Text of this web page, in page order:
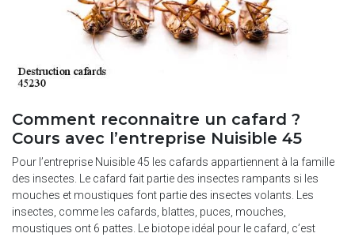
Comment reconnaitre un cafard ?
Cours avec l’entreprise Nuisible 45
Pour l’entreprise Nuisible 45 les cafards appartiennent à la famille
des insectes. Le cafard fait partie des insectes rampants si les
mouches et moustiques font partie des insectes volants. Les
insectes, comme les cafards, blattes, puces, mouches,
moustiques ont 6 pattes. Le biotope idéal pour le cafard, c’est